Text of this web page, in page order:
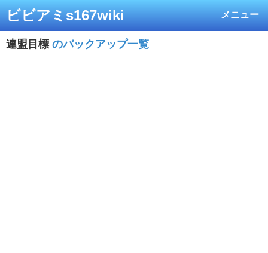
メニュー
ビビアミs167wiki
連盟目標 のバックアップ一覧